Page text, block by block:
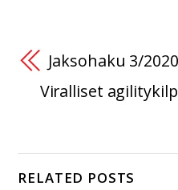
Jaksohaku 3/2020
Viralliset
RELATED POSTS